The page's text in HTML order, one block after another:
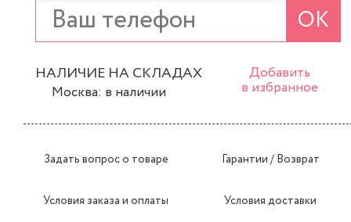
ОК
НАЛИЧИЕ НА СКЛАДАХ
Москва: в наличии
Добавить
в избранное
Задать вопрос о товаре Гарантии / Возврат
Условия заказа и оплаты Условия доставки